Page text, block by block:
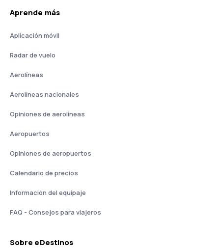
Aprende más
Aplicación móvil
Radar de vuelo
Aerolíneas
Aerolíneas nacionales
Opiniones de aerolíneas
Aeropuertos
Opiniones de aeropuertos
Calendario de precios
Información del equipaje
FAQ - Consejos para viajeros
Sobre eDestinos